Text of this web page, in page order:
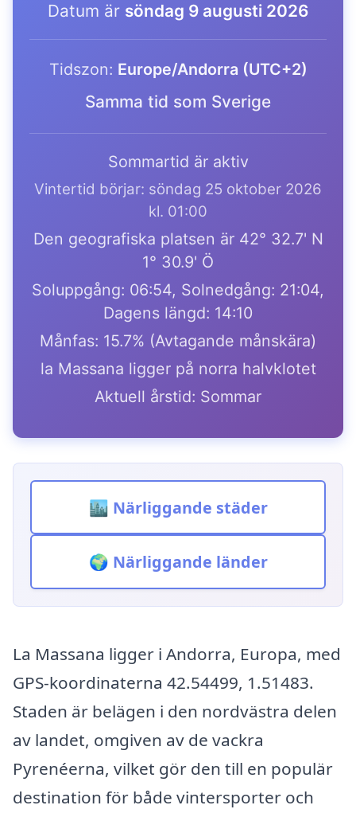
Datum är söndag 9 augusti 2026
Tidszon: Europe/Andorra (UTC+2)
Samma tid som Sverige
Sommartid är aktiv
Vintertid börjar: söndag 25 oktober 2026
kl. 01:00
Den geografiska platsen är 42° 32.7' N
1° 30.9' Ö
Soluppgång: 06:54, Solnedgång: 21:04,
Dagens längd: 14:10
Månfas: 15.7% (Avtagande månskära)
la Massana ligger på norra halvklotet
Aktuell årstid: Sommar
🏙️ Närliggande städer
🌍 Närliggande länder
La Massana ligger i Andorra, Europa, med
GPS-koordinaterna 42.54499, 1.51483.
Staden är belägen i den nordvästra delen
av landet, omgiven av de vackra
Pyrenéerna, vilket gör den till en populär
destination för både vintersporter och